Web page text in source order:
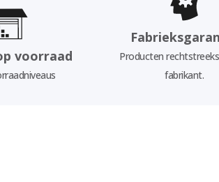
voorraad
Producten
fabrikant.